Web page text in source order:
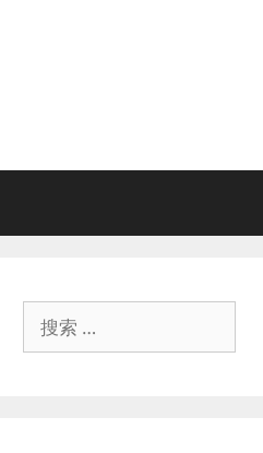
索：